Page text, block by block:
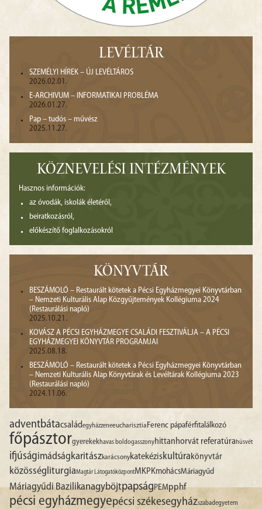
LEVÉLTÁR
SZEMÉLYI HÍREK – ÚJ LEVÉLTÁROS
2026.02.01.
E-ARCHIVUM – INFORMATIKAI PROBLÉMA
2026.01.27.
Pap – tudós – művész
2025.11.27.
KÖZNEVELÉSI INTÉZMÉNYEK
Hasznos információk:
az óvodák, iskolák életéről,
beiratkozásról,
előkészítő foglalkozásokról
KÖNYVTÁR
BESZÁMOLÓ – Restaurált kötetek a Pécsi Egyházmegyei Könyvtárban
– Nemzeti Kulturális Alap Közgyűjtemények Kollégiuma 2024
(Restaurálási napló)
2025.10.21.
KOVÁSZ A PÉCSI EGYHÁZMEGYE CSALÁDI FESZTIVÁLJA – A PÉCSI
EGYHÁZMEGYEI KÖNYVTÁR PROGRAMJAI
2025.08.18.
BESZÁMOLÓ – Restaurált kötetek a Pécsi Egyházmegyei Könyvtárban
– Nemzeti Kulturális Alap Könyvtárak és Levéltárak Kollégiuma 2023
(Restaurálási napló)
2024.11.06.
adventbátacsaládegyházzeneeucharisztia Ferenc pápaférfitalálkozó
főpásztorgyerekekhavas boldogasszonyhittanhorvát referatúrahúsvét
ifjúságimádságkaritászkarácsonykatekéziskultúra könyvtár
közösség liturgiaMagtár LátogatóközpontMKPKmohácsMáriagyűd
Máriagyűdi BazilikanagyböjtpapságPEMpphf
pécsi egyházmegyepécsi székesegyházszabadegyetem